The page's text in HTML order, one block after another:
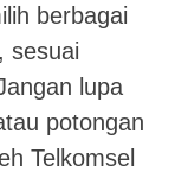
berbagai
sesuai
lupa
potongan
Telkomsel